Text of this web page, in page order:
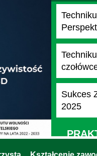
Sukces
2025